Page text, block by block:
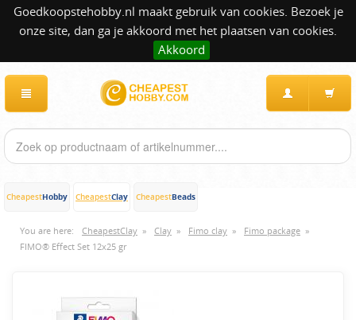
Goedkoopstehobby.nl maakt gebruik van cookies. Bezoek je
onze site, dan ga je akkoord met het plaatsen van cookies.
Akkoord
CheapestHobby CheapestClay CheapestBeads
You are here: CheapestClay » Clay » Fimo clay » Fimo package »
FIMO® Effect Set 12x25 gr